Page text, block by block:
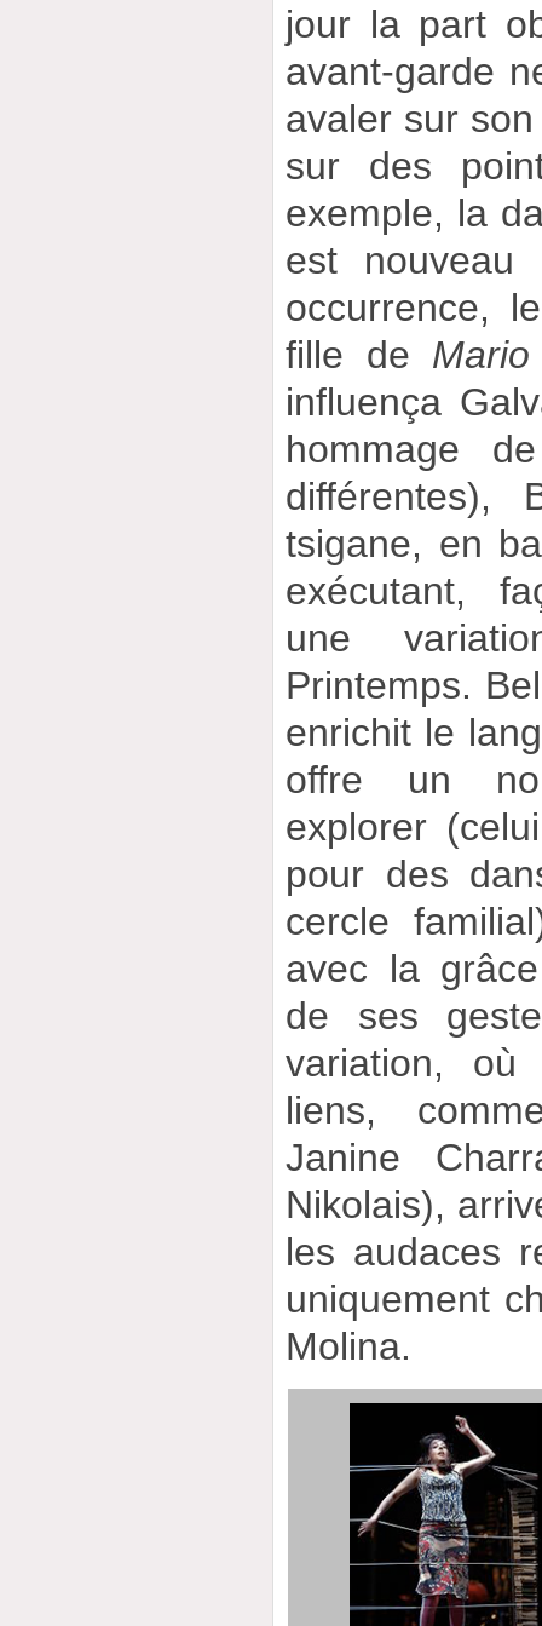
jour la part
avant-garde
avaler sur
sur des
exemple, la
est nouveau
occurrence,
fille de
influença
hommage
différentes),
tsigane, en
exécutant,
une
Printemps.
enrichit le
offre un
explorer
pour des
cercle
avec la
de ses
variation,
liens,
Janine
Nikolais),
les audaces
uniquement
Molina.